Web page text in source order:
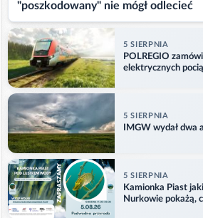
"poszkodowany" nie mógł odlecieć
5 SIERPNIA
POLREGIO
elektrycznych
5 SIERPNIA
IMGW wydał dwa
5 SIERPNIA
Kamionka Piast
Nurkowie pokażą,